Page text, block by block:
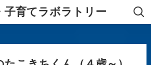
子育てラボラトリー